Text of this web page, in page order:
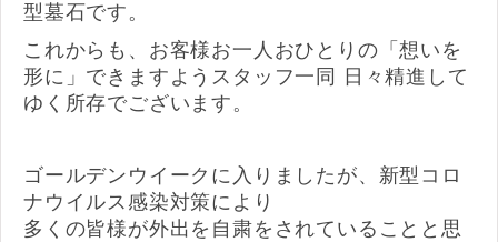
型墓石です。
これからも、お客様お一人おひとりの「想いを
形に」できますようスタッフ一同 日々精進して
ゆく所存でございます。
ゴールデンウイークに入りましたが、新型コロ
ナウイルス感染対策により
多くの皆様が外出を自粛をされていることと思